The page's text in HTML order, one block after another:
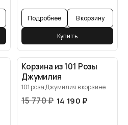
Подробнее В корзину
Купить
Корзина из 101 Розы
Джумилия
101 роза Джумилия в корзине
15 770₽ 14 190 ₽